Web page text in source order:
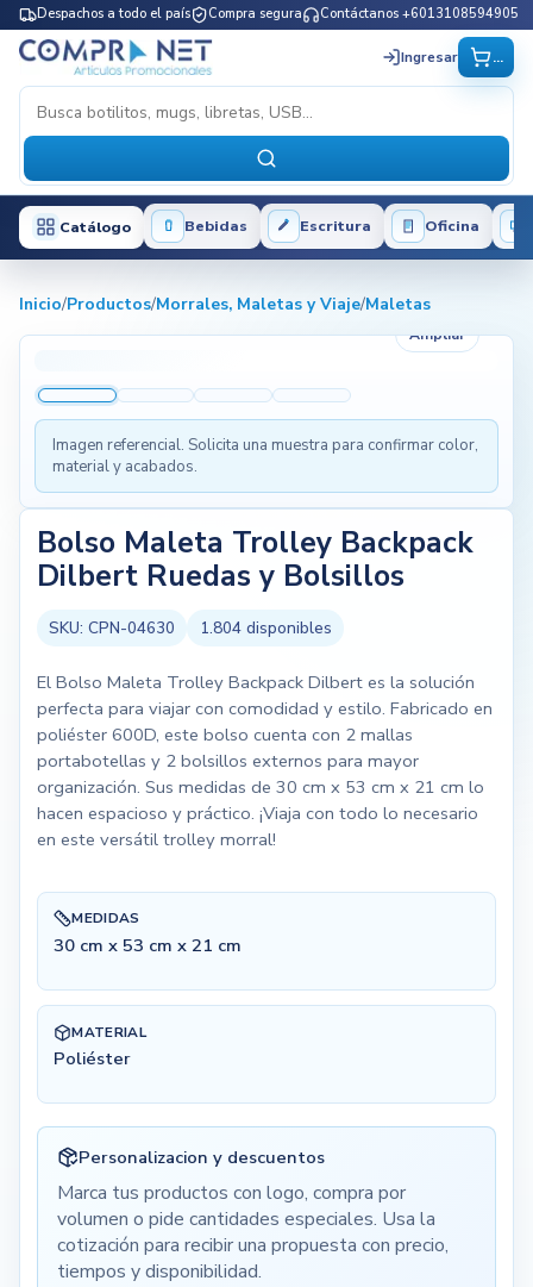
Despachos a todo el país Compra segura Contáctanos +6013108594905
Ingresar ...
Catálogo Bebidas Escritura Oficina
Inicio/Productos/Morrales, Maletas y Viaje/Maletas
Ampliar
Imagen referencial. Solicita una muestra para confirmar color,
material y acabados.
Bolso Maleta Trolley Backpack
Dilbert Ruedas y Bolsillos
SKU: CPN-04630 1.804disponibles
El Bolso Maleta Trolley Backpack Dilbert es la solución
perfecta para viajar con comodidad y estilo. Fabricado en
poliéster 600D, este bolso cuenta con 2 mallas
portabotellas y 2 bolsillos externos para mayor
organización. Sus medidas de 30 cm x 53 cm x 21 cm lo
hacen espacioso y práctico. ¡Viaja con todo lo necesario
en este versátil trolley morral!
MEDIDAS
30 cm x 53 cm x 21 cm
MATERIAL
Poliéster
Personalizacion y descuentos
Marca tus productos con logo, compra por
volumen o pide cantidades especiales. Usa la
cotización para recibir una propuesta con precio,
tiempos y disponibilidad.